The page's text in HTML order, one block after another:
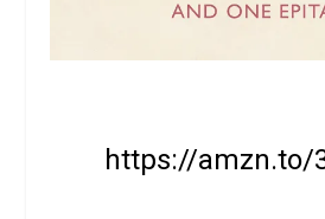
https://amzn.to/